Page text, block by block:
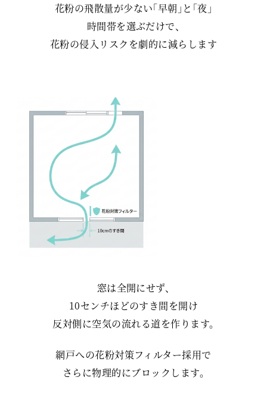
花粉の飛散量が少ない「早朝」と「夜」
時間帯を選ぶだけで、
花粉の侵入リスクを劇的に減らします
窓は全開にせず、
10センチほどのすき間を開け
反対側に空気の流れる道を作ります。
網戸への花粉対策フィルター採用で
さらに物理的にブロックします。